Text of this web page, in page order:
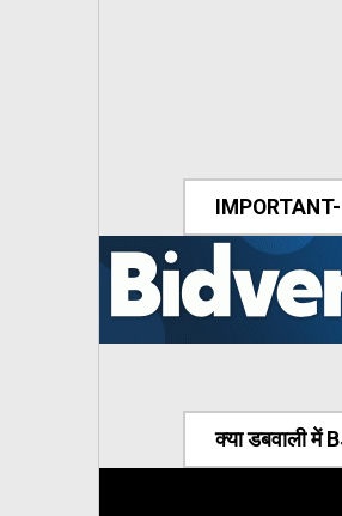
क्या डबवाली में